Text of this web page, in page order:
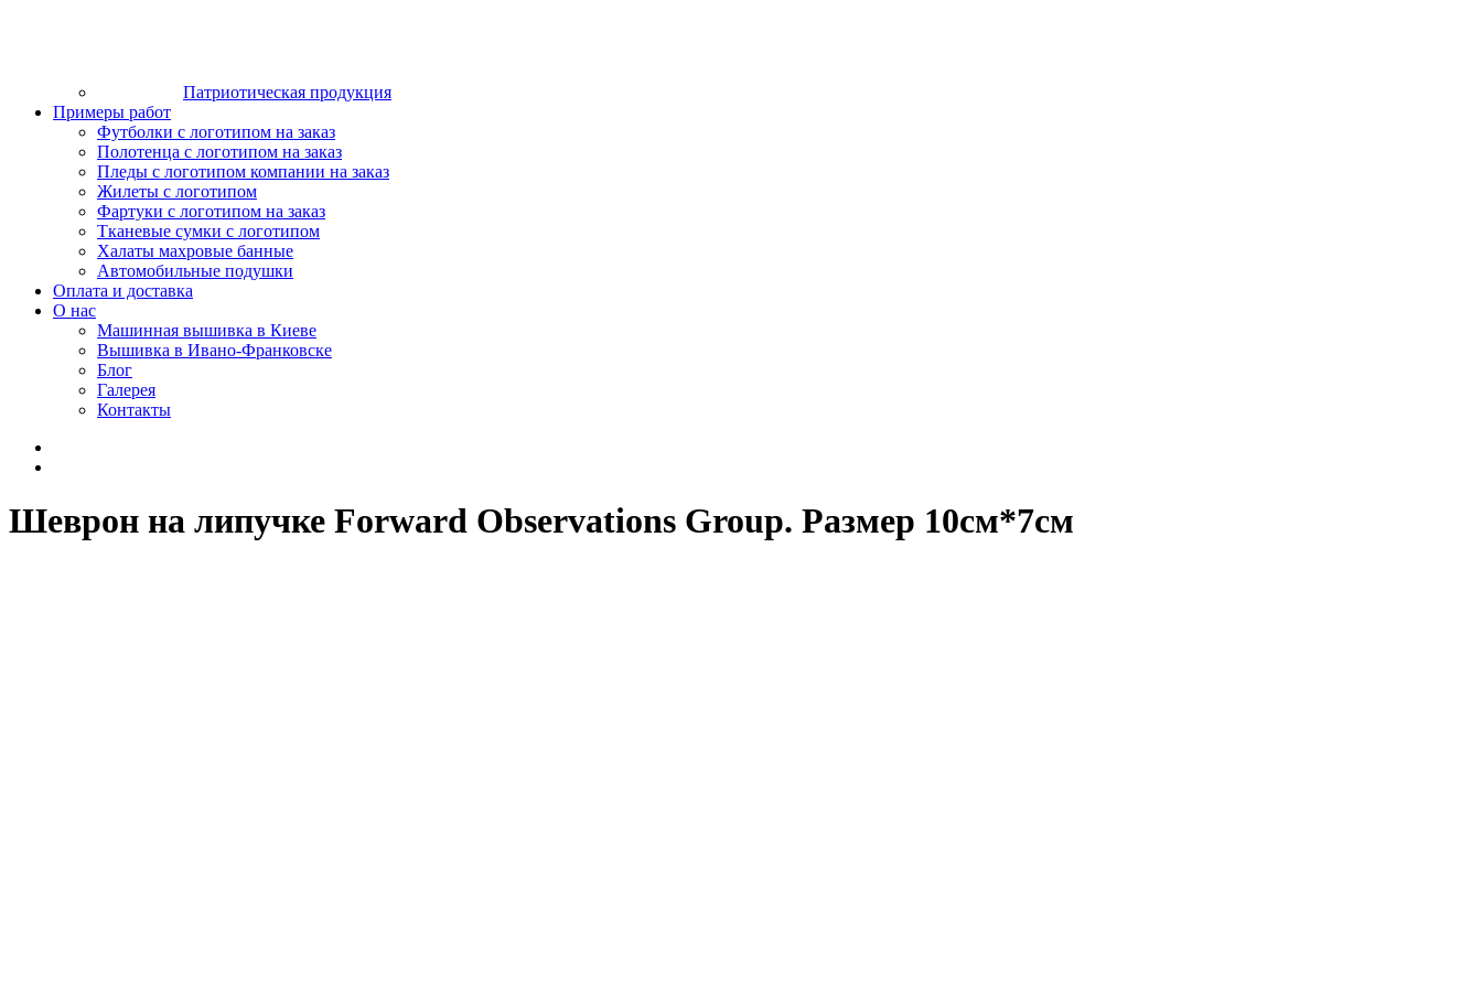
Патриотическая продукция
Примеры работ
Футболки с логотипом на заказ
Полотенца с логотипом на заказ
Пледы с логотипом компании на заказ
Жилеты с логотипом
Фартуки с логотипом на заказ
Тканевые сумки с логотипом
Халаты махровые банные
Автомобильные подушки
Оплата и доставка
О нас
Машинная вышивка в Киеве
Вышивка в Ивано-Франковске
Блог
Галерея
Контакты
Шеврон на липучке Forward Observations Group. Размер 10см*7см